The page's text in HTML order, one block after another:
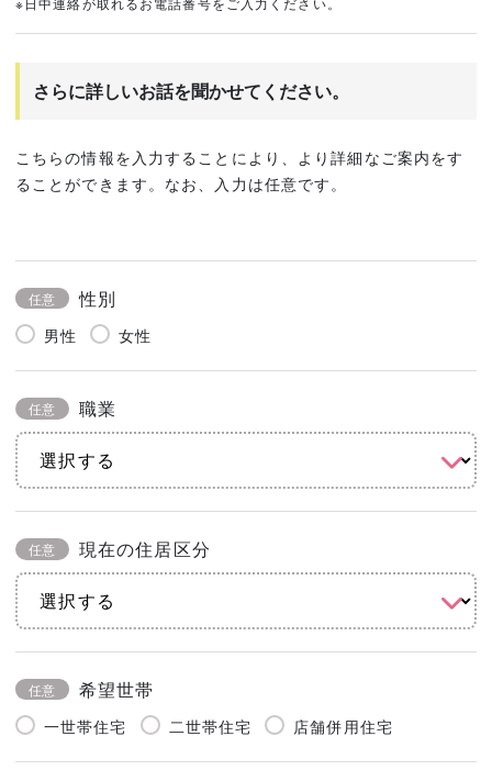
さらに詳しいお話を聞かせてください。
こちらの情報を入力することにより、より詳細なご案内をす
ることができます。なお、入力は任意です。
任意 性別
男性 女性
任意 職業
任意 現在の住居区分
任意 希望世帯
一世帯住宅 二世帯住宅 店舗併用住宅